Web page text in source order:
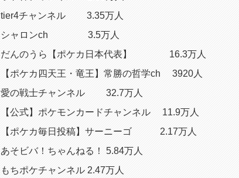
tier4チャンネル 3.35万人
シャロンch 3.5万人
だんのうら【ポケカ日本代表】 16.3万人
【ポケカ四天王・竜王】常勝の哲学ch 3920人
愛の戦士チャンネル 32.7万人
【公式】ポケモンカードチャンネル 11.9万人
【ポケカ毎日投稿】サーニーゴ 2.17万人
あそビバ！ちゃんねる！ 5.84万人
もちポケチャンネル 2.47万人